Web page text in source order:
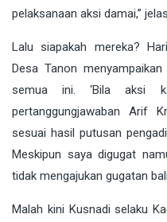
pelaksanaan aksi damai,”
Lalu siapakah mereka?
Desa Tanon
semua ini. ‘Bila aksi
pertanggungjawaban Arif
sesuai hasil putusan
Meskipun saya digugat
tidak mengajukan gugatan
Malah kini Kusnadi selaku